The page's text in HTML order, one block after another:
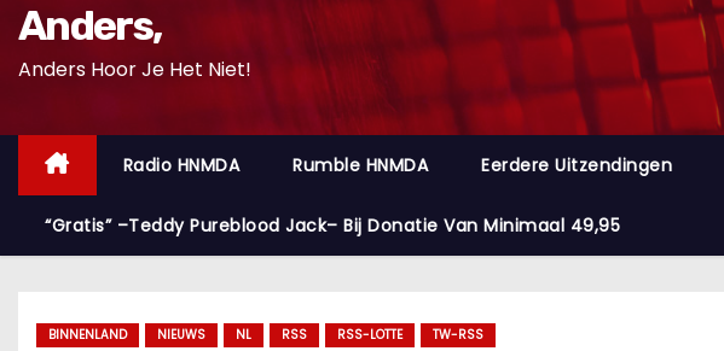
n
Anders,
Anders Hoor Je Het Niet!
Radio HNMDA Rumble HNMDA Eerdere Uitzendingen
“Gratis” –Teddy Pureblood Jack– Bij Donatie Van Minimaal 49,95
BINNENLAND NIEUWS NL RSS RSS-LOTTE TW-RSS